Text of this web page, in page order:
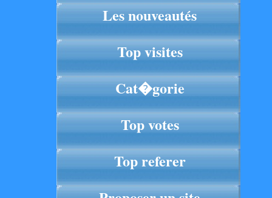
Les nouveautés
Top visites
Cat�gorie
Top votes
Top referer